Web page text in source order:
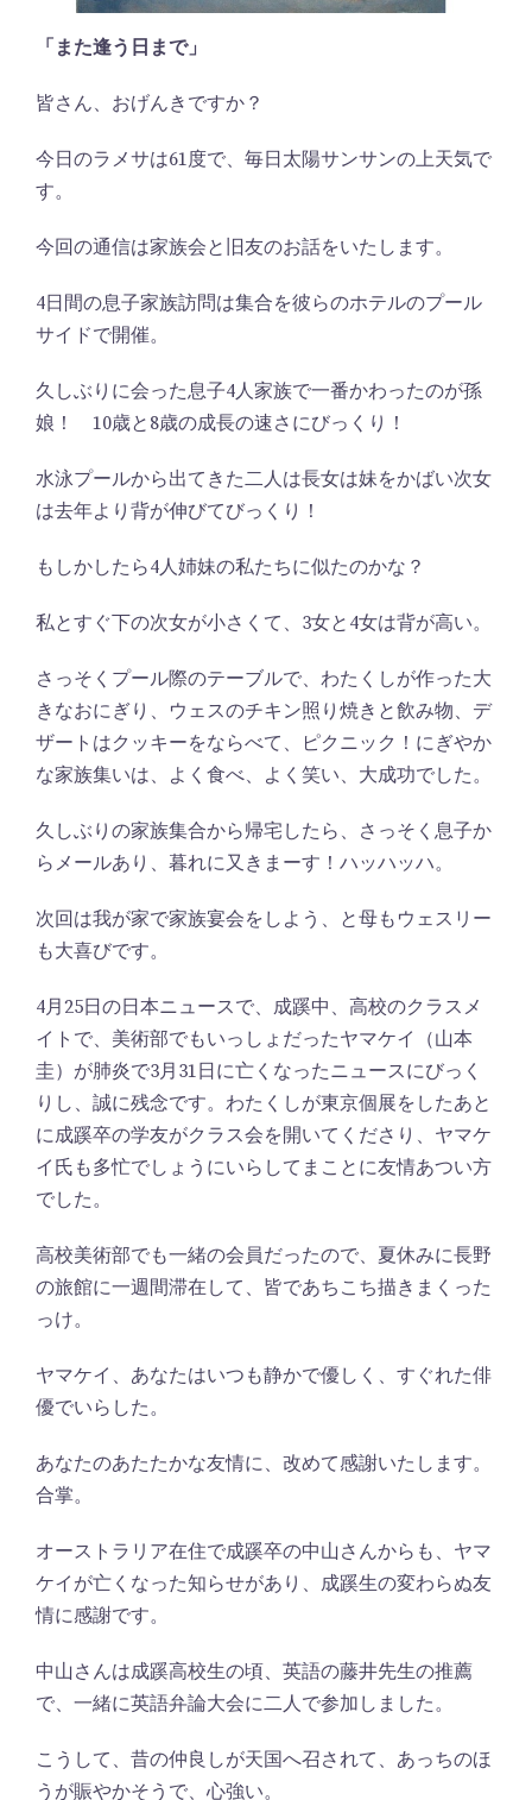
「また逢う日まで」
皆さん、おげんきですか？
今日のラメサは61度で、毎日太陽サンサンの上天気で
す。
今回の通信は家族会と旧友のお話をいたします。
4日間の息子家族訪問は集合を彼らのホテルのプール
サイドで開催。
久しぶりに会った息子4人家族で一番かわったのが孫
娘！ 10歳と8歳の成長の速さにびっくり！
水泳プールから出てきた二人は長女は妹をかばい次女
は去年より背が伸びてびっくり！
もしかしたら4人姉妹の私たちに似たのかな？
私とすぐ下の次女が小さくて、3女と4女は背が高い。
さっそくプール際のテーブルで、わたくしが作った大
きなおにぎり、ウェスのチキン照り焼きと飲み物、デ
ザートはクッキーをならべて、ピクニック！にぎやか
な家族集いは、よく食べ、よく笑い、大成功でした。
久しぶりの家族集合から帰宅したら、さっそく息子か
らメールあり、暮れに又きまーす！ハッハッハ。
次回は我が家で家族宴会をしよう、と母もウェスリー
も大喜びです。
4月25日の日本ニュースで、成蹊中、高校のクラスメ
イトで、美術部でもいっしょだったヤマケイ（山本
圭）が肺炎で3月31日に亡くなったニュースにびっく
りし、誠に残念です。わたくしが東京個展をしたあと
に成蹊卒の学友がクラス会を開いてくださり、ヤマケ
イ氏も多忙でしょうにいらしてまことに友情あつい方
でした。
高校美術部でも一緒の会員だったので、夏休みに長野
の旅館に一週間滞在して、皆であちこち描きまくった
っけ。
ヤマケイ、あなたはいつも静かで優しく、すぐれた俳
優でいらした。
あなたのあたたかな友情に、改めて感謝いたします。
合掌。
オーストラリア在住で成蹊卒の中山さんからも、ヤマ
ケイが亡くなった知らせがあり、成蹊生の変わらぬ友
情に感謝です。
中山さんは成蹊高校生の頃、英語の藤井先生の推薦
で、一緒に英語弁論大会に二人で参加しました。
こうして、昔の仲良しが天国へ召されて、あっちのほ
うが賑やかそうで、心強い。